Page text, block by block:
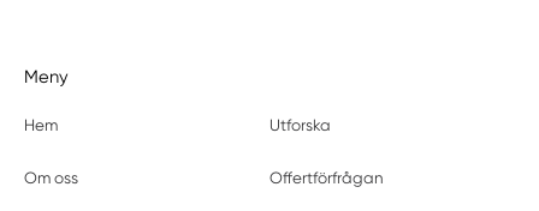
Meny
Hem Utforska
Om oss Offertförfrågan